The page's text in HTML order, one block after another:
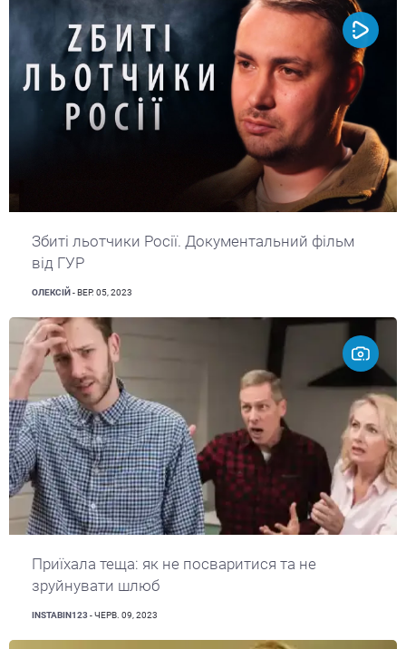
Збиті льотчики Росії. Документальний фільм
від ГУР
ОЛЕКСІЙ - ВЕР. 05, 2023
Приїхала теща: як не посваритися та не
зруйнувати шлюб
INSTABIN123 - ЧЕРВ. 09, 2023